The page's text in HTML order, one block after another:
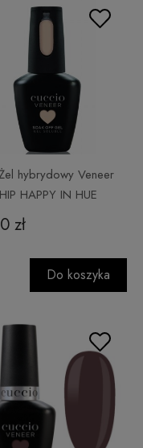
hybrydowy Veneer
HAPPY IN HUE
zł
Do koszyka